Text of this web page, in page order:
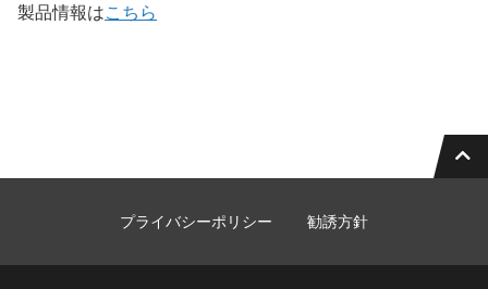
製品情報はこちら
プライバシーポリシー 勧誘方針